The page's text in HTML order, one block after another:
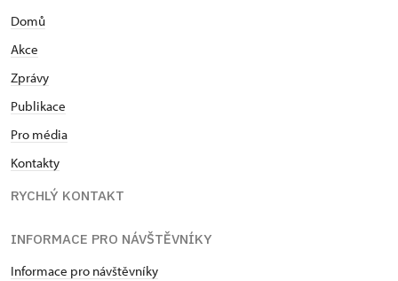
Domů
Akce
Zprávy
Publikace
Pro média
Kontakty
RYCHLÝ KONTAKT
INFORMACE PRO NÁVŠTĚVNÍKY
Informace pro návštěvníky